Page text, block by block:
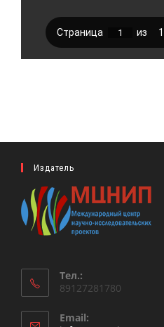
Издатель
Тел.:
89127281780
Email: